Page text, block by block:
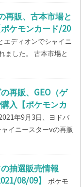
再販、古本市場と
ケモンカード/20
エディオンでシャイニ
ました。 古本市場と
再販、GEO（ゲ
入【ポケモンカ
年9月3日、ヨドバ
イニースターvの再販
抽選販売情報
08/09】
ポケモ